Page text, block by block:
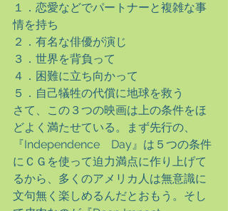
１．恋愛などでパートナーと複雑な事
情を持ち
２．有名な俳優が演じ
３．世界を背負って
４．困難に立ち向かって
５．自己犠牲の代償に地球を救う
さて、この３つの映画は上の条件をほ
どよく満たせている。まず先行の、
『Independence　Day』は５つの条件
にＣＧを使って迫力満点に作り上げて
るから、多くのアメリカ人は無意識に
文句無く楽しめるんだとおもう。そし